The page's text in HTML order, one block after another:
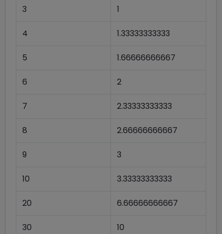
3 1
4 1.33333333333
5 1.66666666667
6 2
7 2.33333333333
8 2.66666666667
9 3
10 3.33333333333
20 6.66666666667
30 10